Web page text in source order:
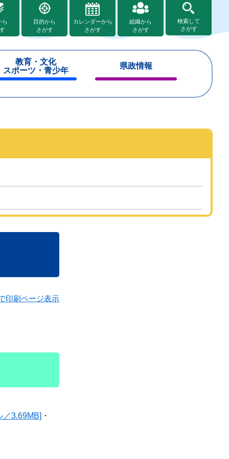
ら
目的から
さがす
カレンダーから
さがす
組織から
さがす
検索して
さがす
教育・文化
スポーツ・青少年
県政情報
じ
印刷ページ表示
3.69MB] ・